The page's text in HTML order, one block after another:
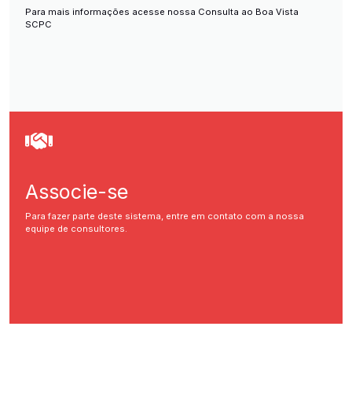
Para mais informações acesse nossa Consulta ao Boa Vista
SCPC
Associe-se
Para fazer parte deste sistema, entre em contato com a nossa
equipe de consultores.